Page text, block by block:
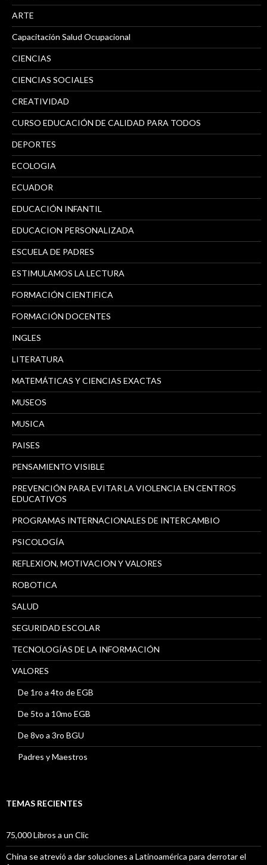
ARTE
Capacitación Salud Ocupacional
CIENCIAS
CIENCIAS SOCIALES
CREATIVIDAD
CURSO EDUCACIÓN DE CALIDAD PARA TODOS
DEPORTES
ECOLOGIA
ECUADOR
EDUCACIÓN INFANTIL
EDUCACION PERSONALIZADA
ESCUELA DE PADRES
ESTIMULAMOS LA LECTURA
FORMACIÓN CIENTIFICA
FORMACIÓN DOCENTES
INGLES
LITERATURA
MATEMÁTICAS Y CIENCIAS EXACTAS
MUSEOS
MUSICA
PAISES
PENSAMIENTO VISIBLE
PREVENCIÓN PARA EVITAR LA VIOLENCIA EN CENTROS
EDUCATIVOS
PROGRAMAS INTERNACIONALES DE INTERCAMBIO
PSICOLOGÍA
REFLEXION, MOTIVACION Y VALORES
ROBOTICA
SALUD
SEGURIDAD ESCOLAR
TECNOLOGÍAS DE LA INFORMACIÓN
VALORES
De 1ro a 4to de EGB
De 5to a 10mo EGB
De 8vo a 3ro BGU
Padres y Maestros
TEMAS RECIENTES
75,000 Libros a un Clic
China se atrevió a dar soluciones a Latinoamérica para derrotar el